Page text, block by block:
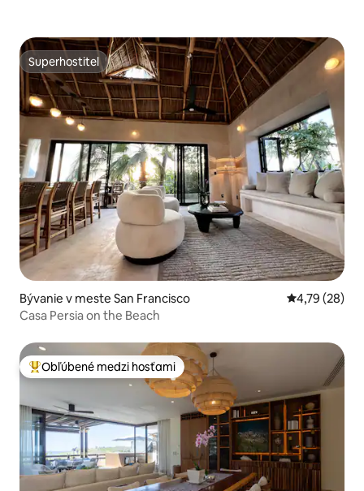
Superhostiteľ
Superhostiteľ
Bývanie v meste San Francisco Priemerné
4,79 (28)
Casa Persia on the Beach
Najobľúbenejšie medzi hosťami
Obľúbené medzi hosťami